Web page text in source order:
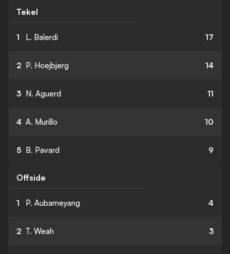
Tekel
1 L. Balerdi 17
2 P. Hoejbjerg 14
3 N. Aguerd 11
4 A. Murillo 10
5 B. Pavard 9
Offside
1 P. Aubameyang 4
2 T. Weah 3